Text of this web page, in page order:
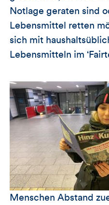
Notlage geraten sind
Lebensmittel retten
sich mit
Lebensmitteln im
Menschen Abstand